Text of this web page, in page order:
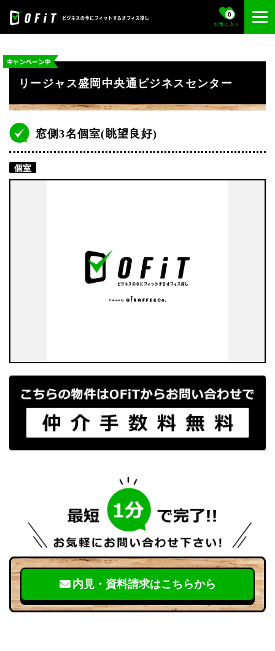
お気に入り
0
リージャス盛岡中央通ビジネスセンター
窓側3名個室(眺望良好)
個室
内見・資料請求はこちらから